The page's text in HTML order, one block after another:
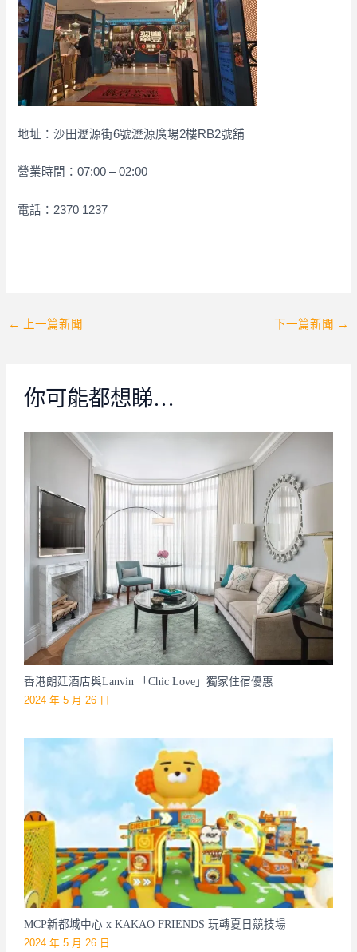
地址：沙田瀝源街6號瀝源廣場2樓RB2號舖
營業時間：07:00 – 02:00
電話：2370 1237
Post
← 上一篇新聞 下一篇新聞 →
你可能都想睇…
香港朗廷酒店與Lanvin 「Chic Love」獨家住宿優惠
2024 年 5 月 26 日
MCP新都城中心 x KAKAO FRIENDS 玩轉夏日競技場
2024 年 5 月 26 日